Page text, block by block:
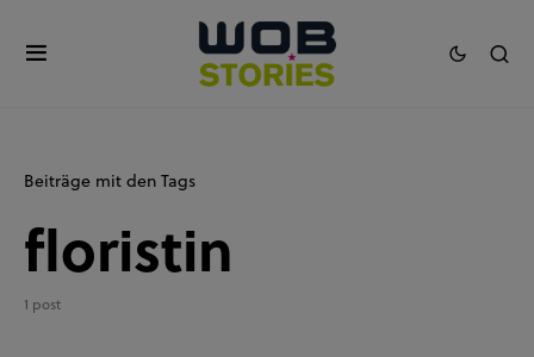
Beiträge mit den Tags
floristin
1 post